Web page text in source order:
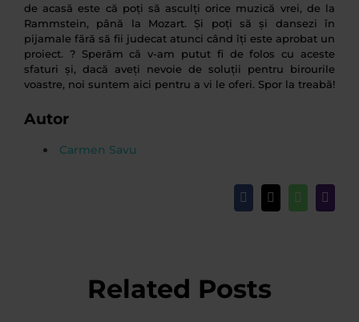
de acasă este că poți să asculți orice muzică vrei, de la
Rammstein, până la Mozart. Și poți să și dansezi în
pijamale fără să fii judecat atunci când îți este aprobat un
proiect. ? Sperăm că v-am putut fi de folos cu aceste
sfaturi și, dacă aveți nevoie de soluții pentru birourile
voastre, noi suntem aici pentru a vi le oferi. Spor la treabă!
Autor
Carmen Savu
Facebook
X WhatsApp
Email
Related Posts